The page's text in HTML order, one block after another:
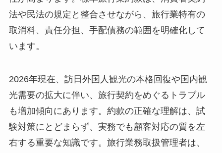
法や民法の規定と整合させながら、旅行業特有の
取消料、責任分担、手配債務の範囲を明確化して
います。
2026年現在、訪日外国人観光の本格回復や国内観
光需要の拡大に伴い、旅行契約をめぐるトラブル
も増加傾向にあります。約款の正確な理解は、試
験対策にとどまらず、実務でも顧客対応の質を左
右する重要な知識です。旅行業務取扱管理者は、